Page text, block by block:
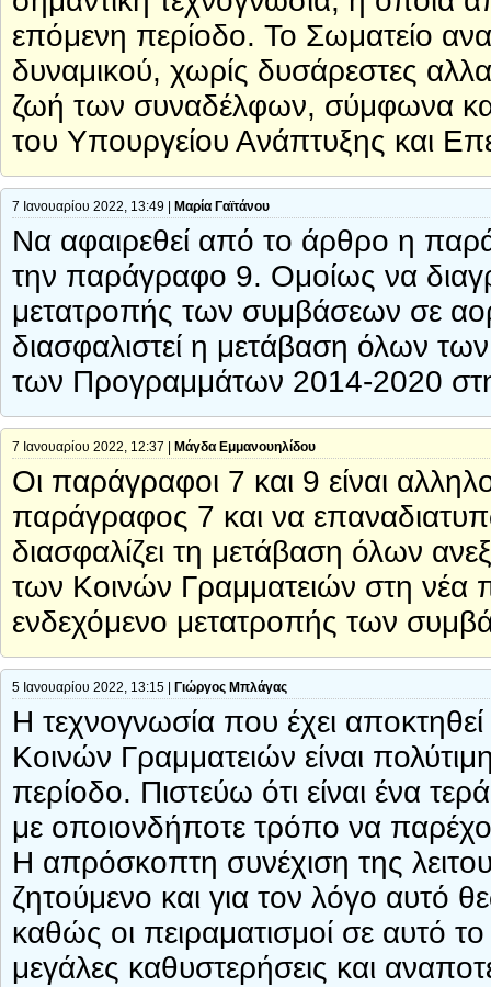
επόμενη περίοδο. Το Σωματείο
δυναμικού, χωρίς δυσάρεστες
ζωή των συναδέλφων, σύμφωνα και
του Υπουργείου Ανάπτυξης και
7 Ιανουαρίου 2022, 13:49 | Μαρία Γαϊτάνου
Να αφαιρεθεί από το άρθρο η
την παράγραφο 9. Ομοίως να
μετατροπής των συμβάσεων σε
διασφαλιστεί η μετάβαση όλων
των Προγραμμάτων 2014-2020
7 Ιανουαρίου 2022, 12:37 | Μάγδα Εμμανουηλίδου
Οι παράγραφοι 7 και 9 είναι
παράγραφος 7 και να
διασφαλίζει τη μετάβαση όλων
των Κοινών Γραμματειών στη νέα
ενδεχόμενο μετατροπής των
5 Ιανουαρίου 2022, 13:15 | Γιώργος Μπλάγας
Η τεχνογνωσία που έχει
Κοινών Γραμματειών είναι
περίοδο. Πιστεύω ότι είναι ένα
με οποιονδήποτε τρόπο να
Η απρόσκοπτη συνέχιση της
ζητούμενο και για τον λόγο αυτό
καθώς οι πειραματισμοί σε αυτό
μεγάλες καθυστερήσεις και